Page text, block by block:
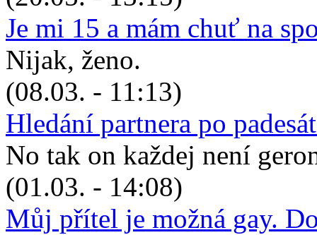
Je mi 15 a mám chuť na
Nijak, ženo.
(08.03. - 11:13)
Hledání partnera po
No tak on každej není
(01.03. - 14:08)
Můj přítel je možná gay.